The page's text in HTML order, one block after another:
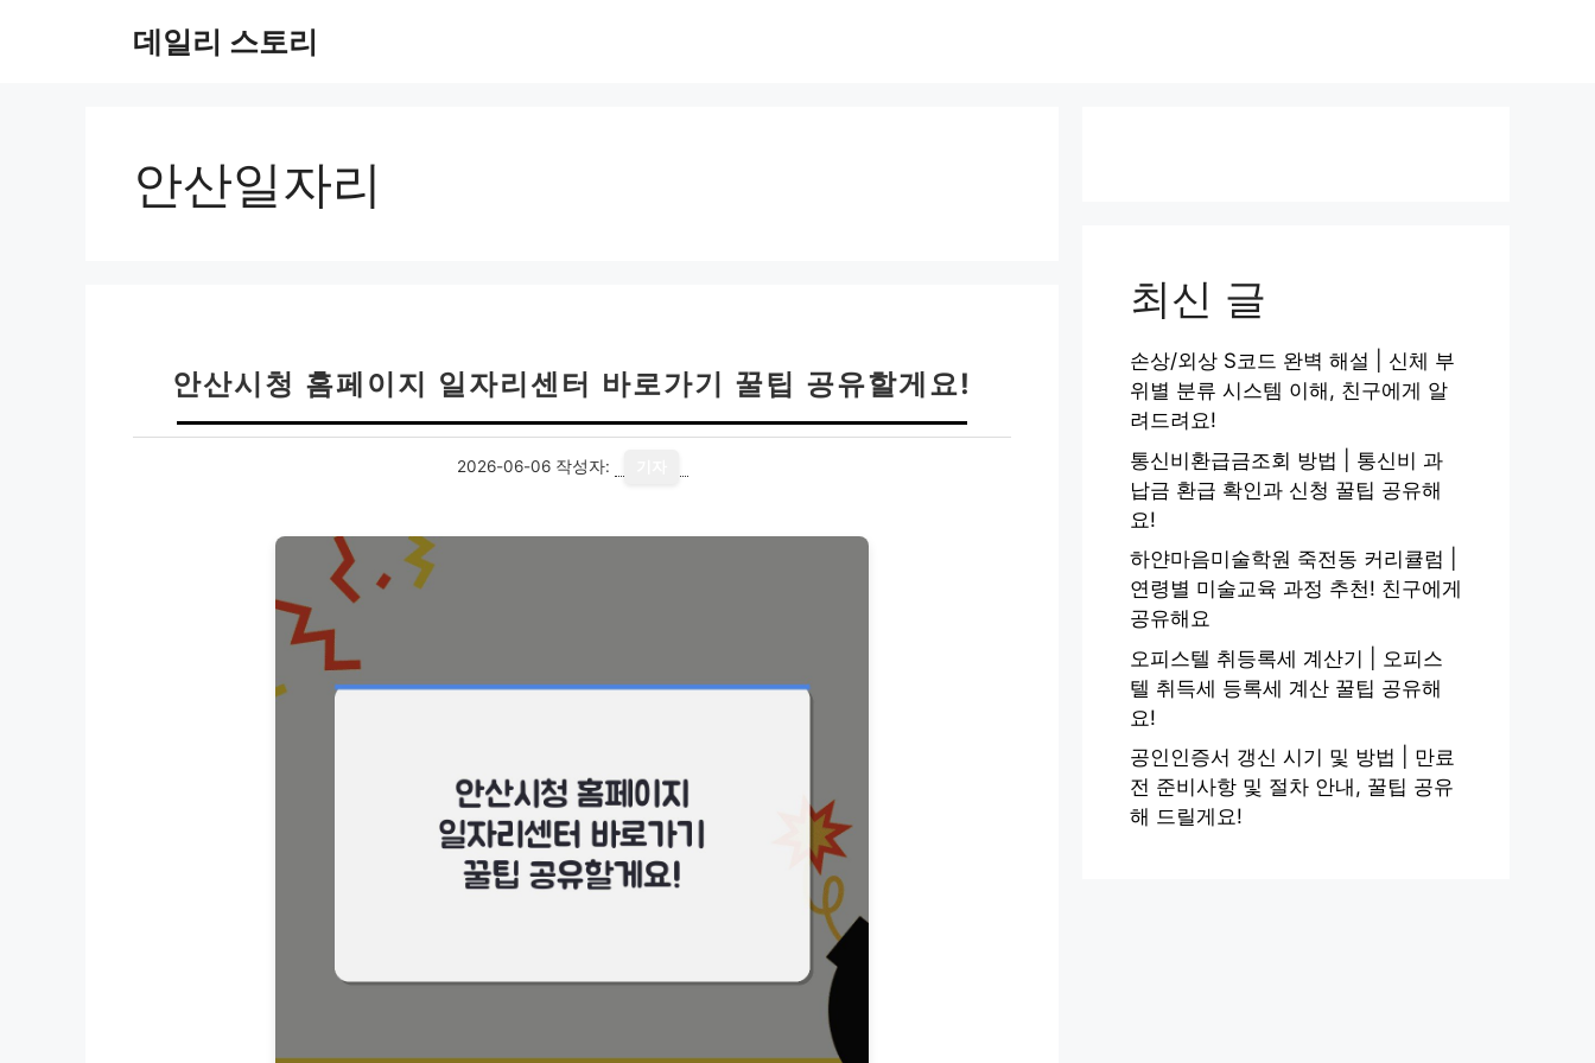
데일리 스토리
안산일자리
안산시청 홈페이지 일자리센터 바로가기 꿀팁 공유할게요!
2026-06-06 작성자:
최신 글
손상/외상 S코드 완벽 해설 | 신체 부
위별 분류 시스템 이해, 친구에게 알
려드려요!
통신비환급금조회 방법 | 통신비 과
납금 환급 확인과 신청 꿀팁 공유해
요!
하얀마음미술학원 죽전동 커리큘럼 |
연령별 미술교육 과정 추천! 친구에게
공유해요
오피스텔 취등록세 계산기 | 오피스
텔 취득세 등록세 계산 꿀팁 공유해
요!
공인인증서 갱신 시기 및 방법 | 만료
전 준비사항 및 절차 안내, 꿀팁 공유
해 드릴게요!